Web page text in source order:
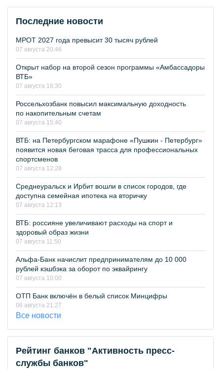
Последние новости
МРОТ 2027 года превысит 30 тысяч рублей
07 августа 20:46
Открыт набор на второй сезон программы «Амбассадоры
ВТБ»
07 августа 16:30
Россельхозбанк повысил максимальную доходность
по накопительным счетам
07 августа 15:40
ВТБ: на Петербургском марафоне «Пушкин - Петербург»
появится новая беговая трасса для профессиональных
спортсменов
07 августа 12:28
Среднеуральск и Ирбит вошли в список городов, где
доступна семейная ипотека на вторичку
07 августа 12:13
ВТБ: россияне увеличивают расходы на спорт и
здоровый образ жизни
07 августа 11:50
Альфа-Банк начислит предпринимателям до 10 000
рублей кэшбэка за оборот по эквайрингу
07 августа 10:00
ОТП Банк включён в белый список Минцифры
06 августа 21:27
Все новости
Рейтинг банков "Активность пресс-
службы банков"